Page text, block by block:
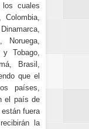
cuales
Noruega,
Tobago,
Brasil,
que el
países,
el país de
fuera
la